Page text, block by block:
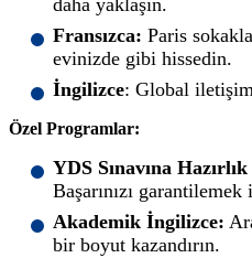
daha yaklaşın.
Fransızca: Paris
evinizde gibi hissedin.
İngilizce: Global iletişim
Özel Programlar:
YDS Sınavına Hazırlık
Başarınızı
Akademik İngilizce:
bir boyut kazandırın.